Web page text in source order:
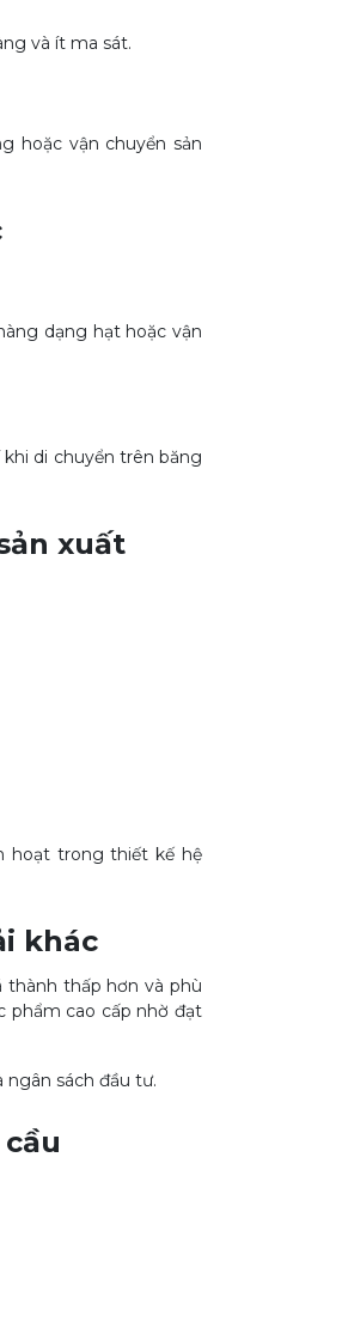
và ít ma sát.
hoặc vận chuyển sản
dạng hạt hoặc vận
di chuyển trên băng
xuất
hoạt trong thiết kế hệ
khác
thành thấp hơn và phù
phẩm cao cấp nhờ đạt
sách đầu tư.